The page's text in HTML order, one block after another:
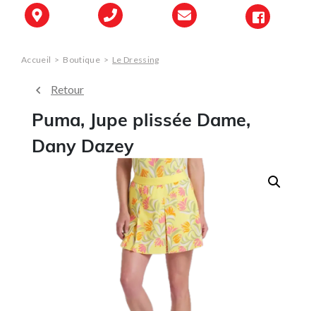
Accueil > Boutique > Le Dressing
Retour
Puma, Jupe plissée Dame,
Dany Dazey